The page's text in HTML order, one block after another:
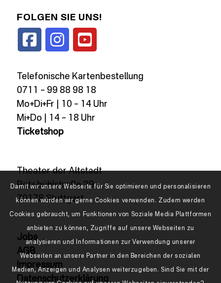
FOLGEN SIE UNS!
Telefonische Kartenbestellung
0711 – 99 88 98 18
Mo+Di+Fr | 10 – 14 Uhr
Mi+Do | 14 – 18 Uhr
Ticketshop
Theater der Altstadt
Rotebühlstraße 89
70178 Stuttgart
Jobs
AGB
Impressum
Datenschutzerklärung
Damit wir unsere Webseite für Sie optimieren und personalisieren
können würden wir gerne Cookies verwenden. Zudem werden
Cookies gebraucht, um Funktionen von Soziale Media Plattformen
anbieten zu können, Zugriffe auf unsere Webseiten zu
analysieren und Informationen zur Verwendung unserer
Webseiten an unsere Partner in den Bereichen der sozialen
Medien, Anzeigen und Analysen weiterzugeben. Sind Sie mit der